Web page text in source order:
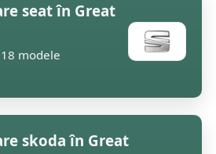
seat în Great
modele
skoda în Great